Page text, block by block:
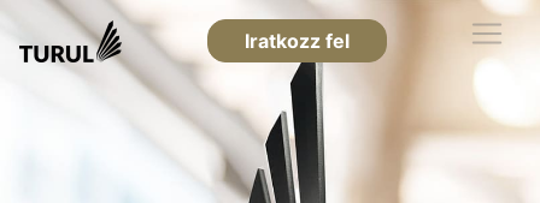
Iratkozz fel